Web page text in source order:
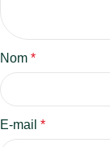
Nom *
E-mail *